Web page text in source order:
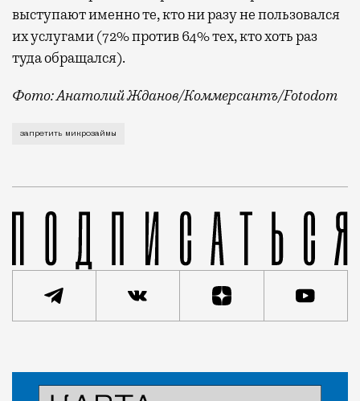
выступают именно те, кто ни разу не пользовался
их услугами (72% против 64% тех, кто хоть раз
туда обращался).
Фото: Анатолий Жданов/Коммерсантъ/Fotodom
В Госдуме регулярно призывают запретить
запретить микрозаймы
Статья
Город
Николай Спиридонов